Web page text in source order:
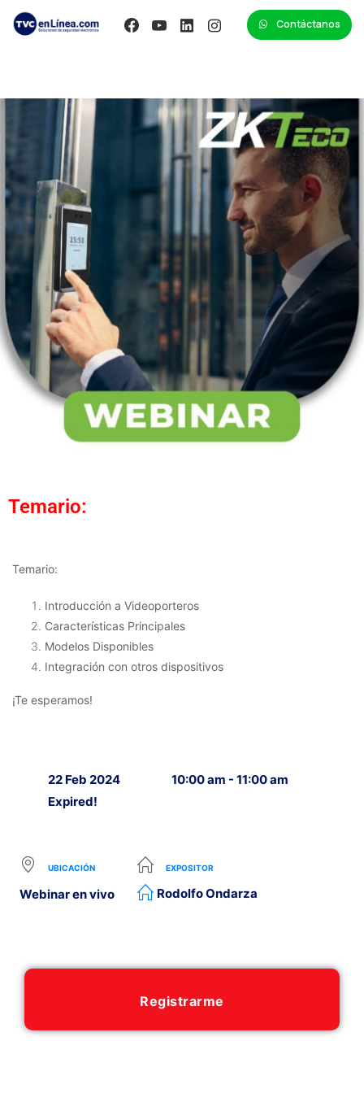
Contáctanos
Temario:
Temario:
Introducción a Videoporteros
Características Principales
Modelos Disponibles
Integración con otros dispositivos
¡Te esperamos!
22 Feb 2024
Expired!
10:00 am - 11:00 am
UBICACIÓN
Webinar en vivo
EXPOSITOR
Rodolfo Ondarza
Registrarme